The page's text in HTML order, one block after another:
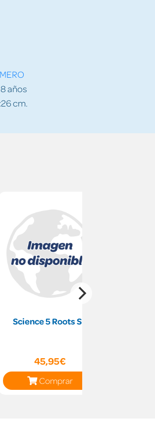
años
cm.
Science 5 Roots Sb
45,95€
Comprar